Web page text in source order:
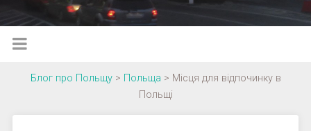
Блог про Польщу> Польща > Місця для відпочинку в
Польщі